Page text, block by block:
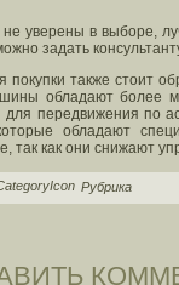
уверены в выборе,
задать
покупки также стоит
обладают более
для передвижения по
обладают
так как они снижают
Рубрика